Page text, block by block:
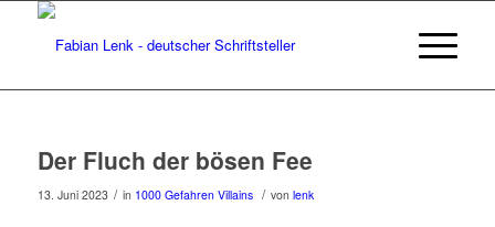
Der Fluch der bösen Fee
13. Juni 2023 / in 1000 Gefahren Villains / von lenk